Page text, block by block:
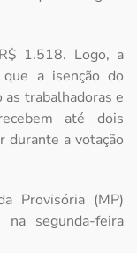
1.518. Logo, a
a isenção do
as trabalhadoras e
até dois
a votação
Provisória (MP)
segunda-feira